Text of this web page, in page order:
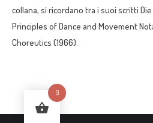
collana, si ricordano tra i suoi scritti
Principles of Dance and Movement
Choreutics (1966).
0